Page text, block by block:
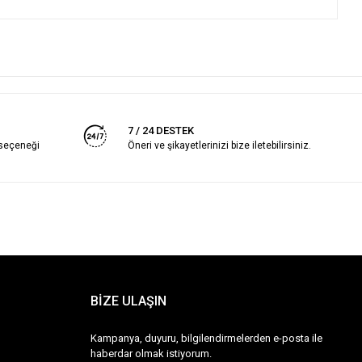
7 / 24 DESTEK
Öneri ve şikayetlerinizi bize iletebilirsiniz.
BİZE ULAŞIN
Kampanya, duyuru, bilgilendirmelerden e-posta ile
haberdar olmak istiyorum.